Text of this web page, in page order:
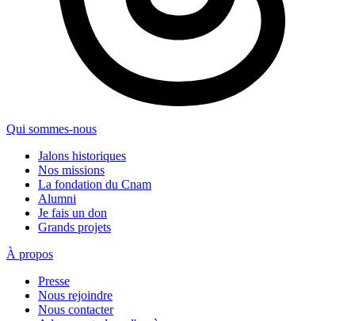
Qui sommes-nous
Jalons historiques
Nos missions
La fondation du Cnam
Alumni
Je fais un don
Grands projets
À propos
Presse
Nous rejoindre
Nous contacter